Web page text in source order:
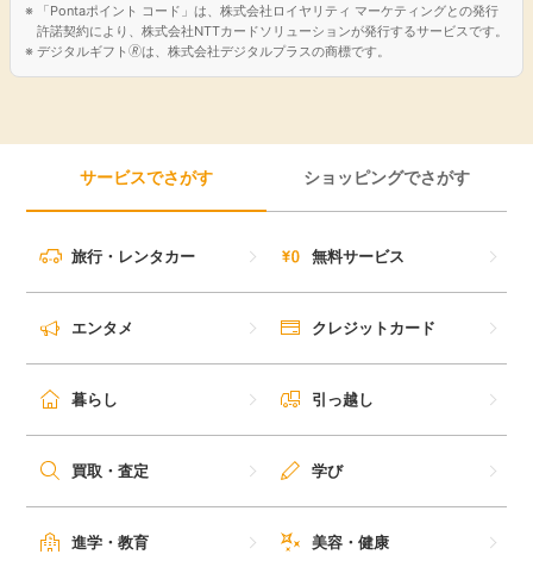
買い物
お友達紹介
学び
美容・健康
月額有料サービス
「Pontaポイント コード」は、株式会社ロイヤリティ マーケティングとの発行
許諾契約により、株式会社NTTカードソリューションが発行するサービスです。
デジタルギフト🄬は、株式会社デジタルプラスの商標です。
サービスでさがす ショッピングでさがす
旅行・レンタカー 無料サービス
エンタメ クレジットカード
暮らし 引っ越し
買取・査定 学び
進学・教育 美容・健康